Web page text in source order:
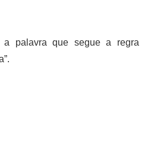
a palavra que segue a regra